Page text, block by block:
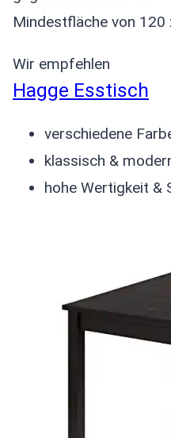
Mindestfläche von 120
Wir empfehlen
Hagge Esstisch
verschiedene
klassisch &
hohe Wertigkeit &